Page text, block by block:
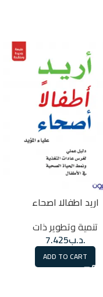
اريد اطفالا اصحاء
تنمية وتطوير ذات
.د.ب7.425
ADD TO CART